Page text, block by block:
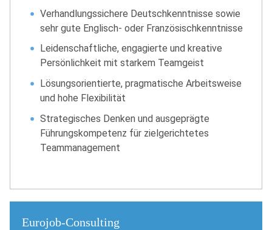
Verhandlungssichere Deutschkenntnisse sowie
sehr gute Englisch- oder Französischkenntnisse
Leidenschaftliche, engagierte und kreative
Persönlichkeit mit starkem Teamgeist
Lösungsorientierte, pragmatische Arbeitsweise
und hohe Flexibilität
Strategisches Denken und ausgeprägte
Führungskompetenz für zielgerichtetes
Teammanagement
Eurojob-Consulting